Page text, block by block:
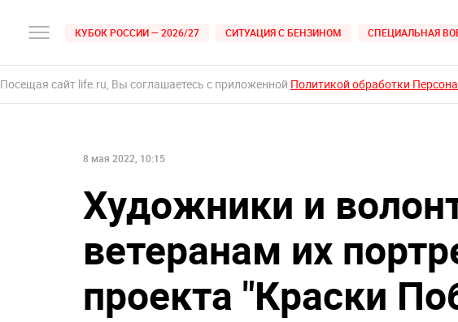
КУБОК РОССИИ — 2026/27 СИТУАЦИЯ С БЕНЗИНОМ СПЕЦИАЛЬНАЯ
Посещая сайт life.ru, Вы соглашаетесь с приложенной Политикой обработки
8 мая 2022, 10:15
Художники и
ветеранам их
проекта "Краски